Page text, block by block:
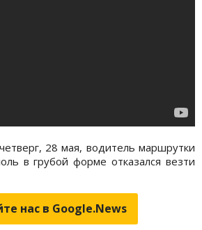
28 мая, водитель маршрутки
в грубой форме отказался везти
нас в Google.News